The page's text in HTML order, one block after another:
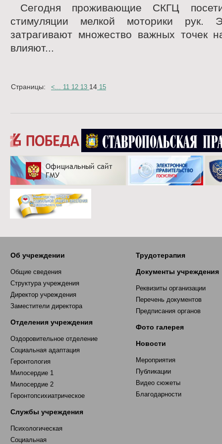
Сегодня проживающие СКГЦ
стимуляции мелкой моторики рук.
затрагивают множество важных точек
влияют...
Страницы: <... 11 12 13 14 15
Об учреждении
Общие сведения
Структура учреждения
Директор учреждения
Заместители директора
Отделения учреждения
Оздоровительное отделение
Социальная адаптация
Геронтология
Милосердие 1
Милосердие 2
Геронтопсихиатрическое
Службы учреждения
Психологическая
Социальная
Трудотерапия
Документы учреждения
Реквизиты организации
Перечень документов
Предписания органов
Фото галерея
Новости
Мероприятия
Публикации
Видео сюжеты
Благодарности